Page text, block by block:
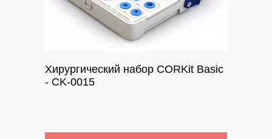
Хирургический набор CORKit Basic
- CK-0015